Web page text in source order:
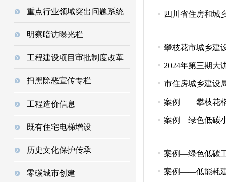
重点行业领域突出问题系统
明察暗访曝光栏
工程建设项目审批制度改革
扫黑除恶宣传专栏
工程造价信息
既有住宅电梯增设
历史文化保护传承
零碳城市创建
四川省住房和城
攀枝花市城乡建
2024年第三期大
市住房城乡建设
案例——攀枝花格
案例—绿色低碳
案例—绿色低碳
案例——低能耗建